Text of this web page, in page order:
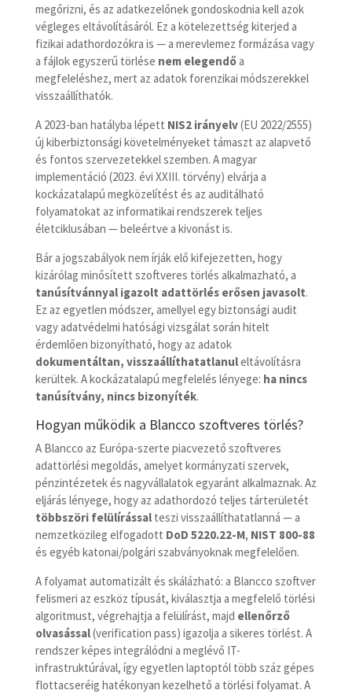
megőrizni, és az adatkezelőnek gondoskodnia kell azok
végleges eltávolításáról. Ez a kötelezettség kiterjed a
fizikai adathordozókra is — a merevlemez formázása vagy
a fájlok egyszerű törlése nem elegendőa
megfeleléshez, mert az adatok forenzikai módszerekkel
visszaállíthatók.
A 2023-ban hatályba lépett NIS2 irányelv(EU 2022/2555)
új kiberbiztonsági követelményeket támaszt az alapvető
és fontos szervezetekkel szemben. A magyar
implementáció (2023. évi XXIII. törvény) elvárja a
kockázatalapú megközelítést és az auditálható
folyamatokat az informatikai rendszerek teljes
életciklusában — beleértve a kivonást is.
Bár a jogszabályok nem írják elő kifejezetten, hogy
kizárólag minősített szoftveres törlés alkalmazható, a
tanúsítvánnyal igazolt adattörlés erősen javasolt.
Ez az egyetlen módszer, amellyel egy biztonsági audit
vagy adatvédelmi hatósági vizsgálat során hitelt
érdemlően bizonyítható, hogy az adatok
dokumentáltan, visszaállíthatatlanuleltávolításra
kerültek. A kockázatalapú megfelelés lényege: ha nincs
tanúsítvány, nincs bizonyíték.
Hogyan működik a Blancco szoftveres törlés?
A Blancco az Európa-szerte piacvezető szoftveres
adattörlési megoldás, amelyet kormányzati szervek,
pénzintézetek és nagyvállalatok egyaránt alkalmaznak. Az
eljárás lényege, hogy az adathordozó teljes tárterületét
többszöri felülírássalteszi visszaállíthatatlanná — a
nemzetközileg elfogadott DoD 5220.22-M, NIST 800-88
és egyéb katonai/polgári szabványoknak megfelelően.
A folyamat automatizált és skálázható: a Blancco szoftver
felismeri az eszköz típusát, kiválasztja a megfelelő törlési
algoritmust, végrehajtja a felülírást, majd ellenőrző
olvasással(verification pass) igazolja a sikeres törlést. A
rendszer képes integrálódni a meglévő IT-
infrastruktúrával, így egyetlen laptoptól több száz gépes
flottacseréig hatékonyan kezelhető a törlési folyamat. A